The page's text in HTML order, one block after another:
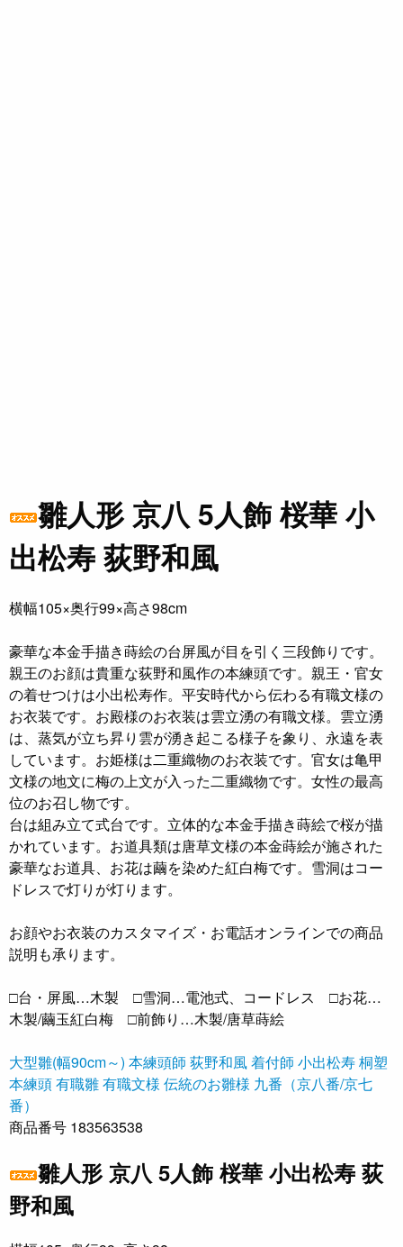
雛人形 京八 5人飾 桜華 小
出松寿 荻野和風
横幅105×奥行99×高さ98cm
豪華な本金手描き蒔絵の台屏風が目を引く三段飾りです。
親王のお顔は貴重な荻野和風作の本練頭です。親王・官女
の着せつけは小出松寿作。平安時代から伝わる有職文様の
お衣装です。お殿様のお衣装は雲立湧の有職文様。雲立湧
は、蒸気が立ち昇り雲が湧き起こる様子を象り、永遠を表
しています。お姫様は二重織物のお衣装です。官女は亀甲
文様の地文に梅の上文が入った二重織物です。女性の最高
位のお召し物です。
台は組み立て式台です。立体的な本金手描き蒔絵で桜が描
かれています。お道具類は唐草文様の本金蒔絵が施された
豪華なお道具、お花は繭を染めた紅白梅です。雪洞はコー
ドレスで灯りが灯ります。
お顔やお衣装のカスタマイズ・お電話オンラインでの商品
説明も承ります。
□台・屏風…木製 □雪洞…電池式、コードレス □お花…
木製/繭玉紅白梅 □前飾り…木製/唐草蒔絵
大型雛(幅90cm～) 本練頭師 荻野和風着付師 小出松寿桐塑
本練頭有職雛 有職文様 伝統のお雛様 九番（京八番/京七
番）
商品番号 183563538
雛人形 京八 5人飾 桜華 小出松寿 荻
野和風